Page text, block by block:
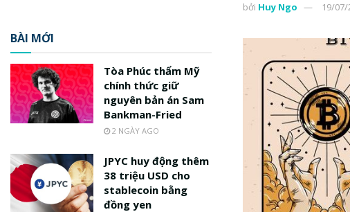
bởi Huy Ngo 19/07/
BÀI MỚI
Tòa Phúc thẩm Mỹ
chính thức giữ
nguyên bản án Sam
Bankman-Fried
2 NGÀY AGO
JPYC huy động thêm
38 triệu USD cho
stablecoin bằng
đồng yen